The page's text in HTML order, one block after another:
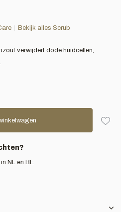
Bekijk alles Scrub
verwijdert dode huidcellen,
NL en BE